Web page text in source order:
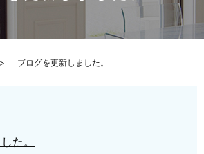
ブログを更新しました。
た。